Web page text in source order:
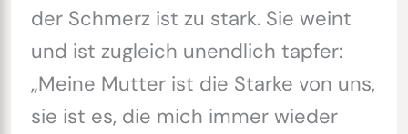
der Schmerz ist zu stark. Sie weint
und ist zugleich unendlich tapfer:
„Meine Mutter ist die Starke von uns,
sie ist es, die mich immer wieder